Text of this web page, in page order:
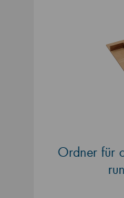
Ordner für